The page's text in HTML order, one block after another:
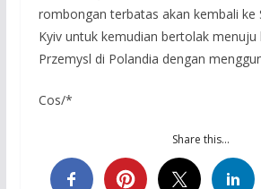
rombongan terbatas akan kembali ke
Kyiv untuk kemudian bertolak menuju
Przemysl di Polandia dengan
Cos/*
Share this…